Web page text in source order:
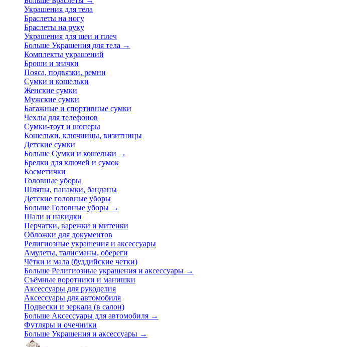
Украшения для тела
Браслеты на ногу
Браслеты на руку
Украшения для шеи и плеч
Больше Украшения для тела →
Комплекты украшений
Броши и значки
Пояса, подвязки, ремни
Сумки и кошельки
Женские сумки
Мужские сумки
Багажные и спортивные сумки
Чехлы для телефонов
Сумки-тоут и шоперы
Кошельки, ключницы, визитницы
Детские сумки
Больше Сумки и кошельки →
Брелки для ключей и сумок
Косметички
Головные уборы
Шляпы, панамки, банданы
Детские головные уборы
Больше Головные уборы →
Шали и накидки
Перчатки, варежки и митенки
Обложки для документов
Религиозные украшения и аксессуары
Амулеты, талисманы, обереги
Чётки и мала (буддийские четки)
Больше Религиозные украшения и аксессуары →
Съёмные воротники и манишки
Аксессуары для рукоделия
Аксессуары для автомобиля
Подвески и зеркала (в салон)
Больше Аксессуары для автомобиля →
Футляры и очечники
Больше Украшения и аксессуары →